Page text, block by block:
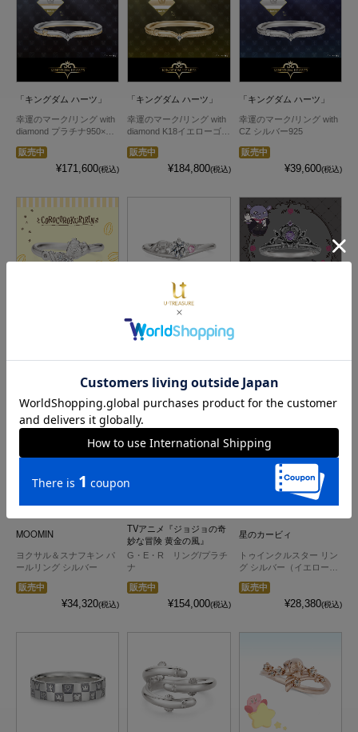
「キングダム ハーツ」
幸運のマーク/リング with
diamond プラチナ950×K1
販売中
¥171,600(税込)
「キングダム ハーツ」
幸運のマーク/リング with
diamond K18イエローゴー
販売中
¥184,800(税込)
「キングダム ハーツ」
幸運のマーク/リング with
CZ シルバー925
販売中
¥39,600(税込)
¥17,600(税込)
サンリオキャラクターズ
Cinnamoroll リング シルバ
¥27,720(税込)
グ）
MOOMIN
ヨクサル＆スナフキン パ
ールリング シルバー
販売中
¥34,320(税込)
TVアニメ『ジョジョの奇
妙な冒険 黄金の風』
G・E・R リング/プラチ
ナ
販売中
¥154,000(税込)
星のカービィ
トゥインクルスター リン
グ シルバー（イエローゴ
販売中
¥28,380(税込)